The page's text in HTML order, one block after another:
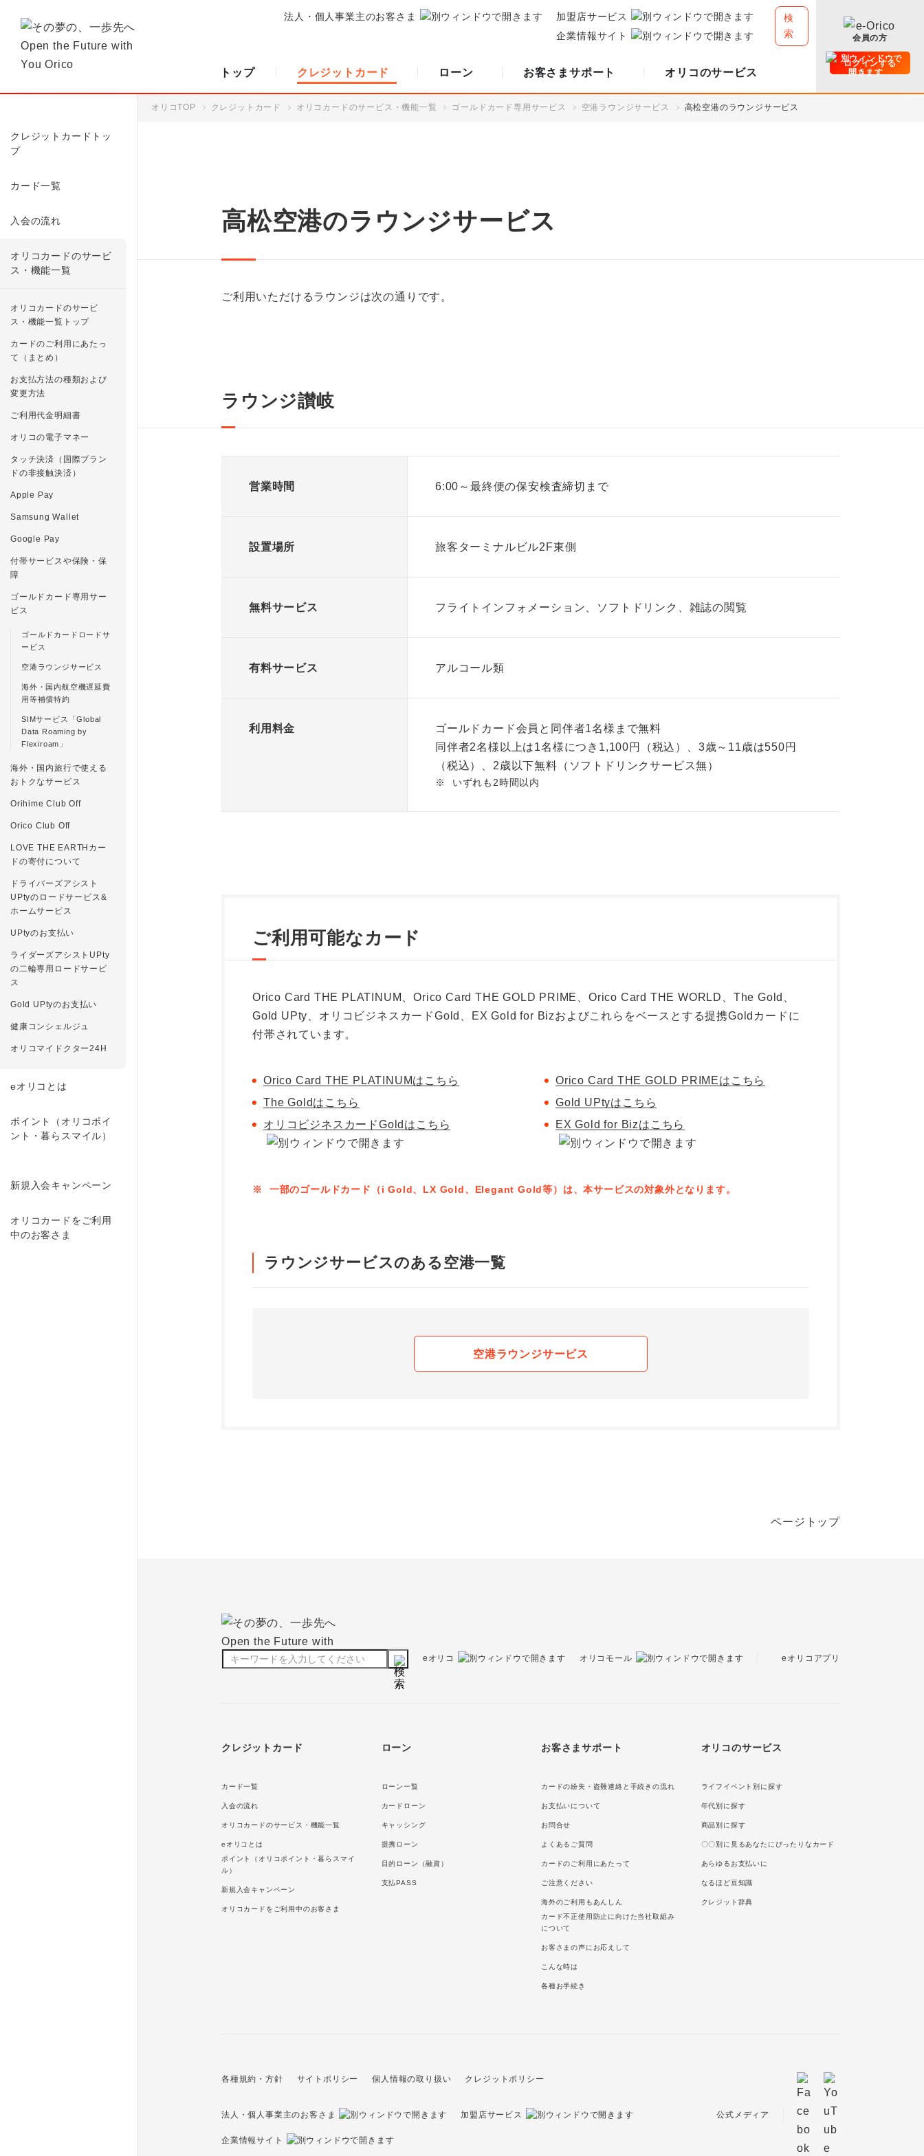
法人・個人事業主のお客さま
加盟店サービス
企業情報サイト
検
索
トップ クレジットカード ローン お客さまサポート オリコのサービス
会員の方
ログインする
クレジットカードトッ
プ
カード一覧
入会の流れ
オリコカードのサービ
ス・機能一覧
オリコカードのサービ
ス・機能一覧トップ
カードのご利用にあたっ
て（まとめ）
お支払方法の種類および
変更方法
ご利用代金明細書
オリコの電子マネー
タッチ決済（国際ブラン
ドの非接触決済）
Apple Pay
Samsung Wallet
Google Pay
付帯サービスや保険・保
障
ゴールドカード専用サー
ビス
ゴールドカードロードサ
ービス
空港ラウンジサービス
海外・国内航空機遅延費
用等補償特約
SIMサービス「Global
Data Roaming by
Flexiroam」
海外・国内旅行で使える
おトクなサービス
Orihime Club Off
Orico Club Off
LOVE THE EARTHカー
ドの寄付について
ドライバーズアシスト
UPtyのロードサービス&
ホームサービス
UPtyのお支払い
ライダーズアシストUPty
の二輪専用ロードサービ
ス
Gold UPtyのお支払い
健康コンシェルジュ
オリコマイドクター24H
eオリコとは
ポイント（オリコポイ
ント・暮らスマイル）
新規入会キャンペーン
オリコカードをご利用
中のお客さま
オリコTOP クレジットカード オリコカードのサービス・機能一覧 ゴールドカード専用サービス 空港ラウンジサービス 高松空港のラウンジサービス
高松空港のラウンジサービス
ご利用いただけるラウンジは次の通りです。
ラウンジ讃岐
営業時間 6:00～最終便の保安検査締切まで
設置場所 旅客ターミナルビル2F東側
無料サービス フライトインフォメーション、ソフトドリンク、雑誌の閲覧
有料サービス アルコール類
利用料金
ゴールドカード会員と同伴者1名様まで無料
同伴者2名様以上は1名様につき1,100円（税込）、3歳～11歳は550円
（税込）、2歳以下無料（ソフトドリンクサービス無）
※ いずれも2時間以内
ご利用可能なカード
Orico Card THE PLATINUM、Orico Card THE GOLD PRIME、Orico Card THE WORLD、The Gold、
Gold UPty、オリコビジネスカードGold、EX Gold for Bizおよびこれらをベースとする提携Goldカードに
付帯されています。
Orico Card THE PLATINUMはこちら
Orico Card THE GOLD PRIMEはこちら
The Goldはこちら
Gold UPtyはこちら
オリコビジネスカードGoldはこちら
EX Gold for Bizはこちら
※ 一部のゴールドカード（i Gold、LX Gold、Elegant Gold等）は、本サービスの対象外となります。
ラウンジサービスのある空港一覧
空港ラウンジサービス
ページトップ
クレジットカード
カード一覧
入会の流れ
オリコカードのサービス・機能一覧
eオリコとは
ポイント（オリコポイント・暮らスマイ
ル）
新規入会キャンペーン
オリコカードをご利用中のお客さま
ローン
ローン一覧
カードローン
キャッシング
提携ローン
目的ローン（融資）
支払PASS
お客さまサポート
カードの紛失・盗難連絡と手続きの流れ
お支払いについて
お問合せ
よくあるご質問
カードのご利用にあたって
ご注意ください
海外のご利用もあんしん
カード不正使用防止に向けた当社取組み
について
お客さまの声にお応えして
こんな時は
各種お手続き
オリコのサービス
ライフイベント別に探す
年代別に探す
商品別に探す
〇〇別に見るあなたにぴったりなカード
あらゆるお支払いに
なるほど豆知識
クレジット辞典
eオリコ オリコモール eオリコアプリ
法人・個人事業主のお客さま 加盟店サービス
企業情報サイト
公式メディア
各種規約・方針 サイトポリシー 個人情報の取り扱い クレジットポリシー